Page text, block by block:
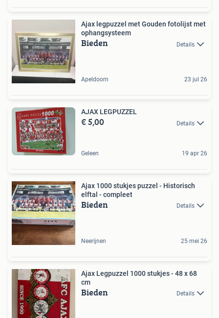
Ajax legpuzzel met Gouden fotolijst met
ophangsysteem
Bieden Details
Apeldoorn 23 jul 26
AJAX LEGPUZZEL
€ 5,00 Details
Geleen 19 apr 26
Ajax 1000 stukjes puzzel - Historisch
elftal - compleet
Bieden Details
Neerijnen 25 mei 26
Ajax Legpuzzel 1000 stukjes - 48 x 68
cm
Bieden Details